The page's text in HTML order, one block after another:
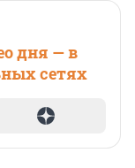
дня — в
сетях